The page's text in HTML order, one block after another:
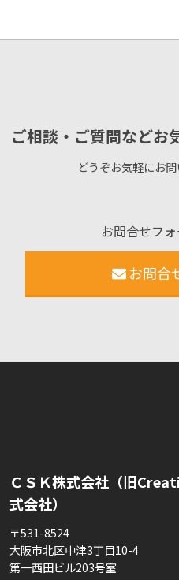
ご相談・ご質問などお
どうぞお気軽にお問
お問合せフ
お問合
ＣＳＫ株式会社（旧
式会社）
〒531-8524
大阪市北区中津3丁目10-4
第一西田ビル203号室